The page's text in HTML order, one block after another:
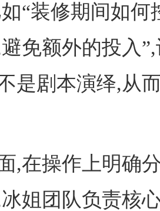
“装修期间如何
免额外的投入
是剧本演绎,从
操作上明确分
姐团队负责核